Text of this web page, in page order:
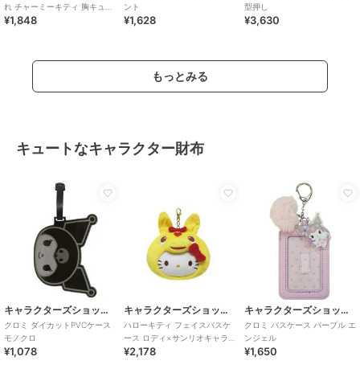
れ チャーミーキティ 胸キュン
メモリーズ
¥1,848
ント
¥1,628
型押し
¥3,630
もっとみる
キュートなキャラクター財布
キャラクターズショップ ラフラフ
クロミ ダイカットPVCケース
モノクロ
¥1,078
キャラクターズショップ ラフラフ
ハローキティ フェイスパスケ
ース ロディ×サンリオキャラ
クターズ
¥2,178
キャラクターズショップ ラフラフ
クロミ パスケース パープル エ
ンジェル
¥1,650